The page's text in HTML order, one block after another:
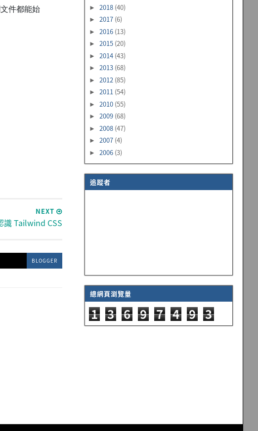
件都能始
NEXT
識 Tailwind CSS
BLOGGER
► 2018 (40)
► 2017 (6)
► 2016 (13)
► 2015 (20)
► 2014 (43)
► 2013 (68)
► 2012 (85)
► 2011 (54)
► 2010 (55)
► 2009 (68)
► 2008 (47)
► 2007 (4)
► 2006 (3)
追蹤者
總網頁瀏覽量
1 3 6 9 7 4 9 3